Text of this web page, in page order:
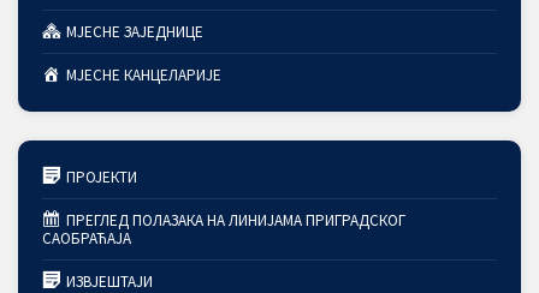
МЈЕСНЕ ЗАЈЕДНИЦЕ
МЈЕСНЕ КАНЦЕЛАРИЈЕ
ПРОЈЕКТИ
ПРЕГЛЕД ПОЛАЗАКА НА ЛИНИЈАМА ПРИГРАДСКОГ
САОБРАЋАЈА
ИЗВЈЕШТАЈИ